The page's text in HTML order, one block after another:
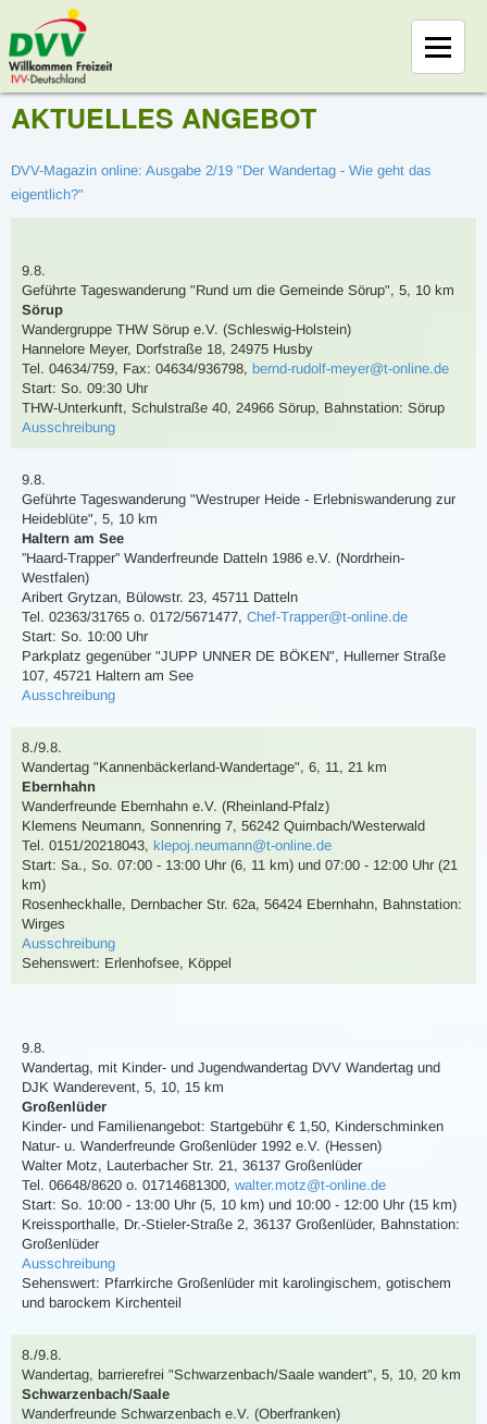
AKTUELLES ANGEBOT
DVV-Magazin online: Ausgabe 2/19 "Der Wandertag - Wie geht das
eigentlich?"
9.8.
Geführte Tageswanderung "Rund um die Gemeinde Sörup", 5, 10 km
Sörup
Wandergruppe THW Sörup e.V. (Schleswig-Holstein)
Hannelore Meyer, Dorfstraße 18, 24975 Husby
Tel. 04634/759, Fax: 04634/936798, bernd-rudolf-meyer@t-online.de
Start: So. 09:30 Uhr
THW-Unterkunft, Schulstraße 40, 24966 Sörup, Bahnstation: Sörup
Ausschreibung
9.8.
Geführte Tageswanderung "Westruper Heide - Erlebniswanderung zur
Heideblüte", 5, 10 km
Haltern am See
”Haard-Trapper” Wanderfreunde Datteln 1986 e.V. (Nordrhein-
Westfalen)
Aribert Grytzan, Bülowstr. 23, 45711 Datteln
Tel. 02363/31765 o. 0172/5671477, Chef-Trapper@t-online.de
Start: So. 10:00 Uhr
Parkplatz gegenüber "JUPP UNNER DE BÖKEN", Hullerner Straße
107, 45721 Haltern am See
Ausschreibung
8./9.8.
Wandertag "Kannenbäckerland-Wandertage", 6, 11, 21 km
Ebernhahn
Wanderfreunde Ebernhahn e.V. (Rheinland-Pfalz)
Klemens Neumann, Sonnenring 7, 56242 Quirnbach/Westerwald
Tel. 0151/20218043, klepoj.neumann@t-online.de
Start: Sa., So. 07:00 - 13:00 Uhr (6, 11 km) und 07:00 - 12:00 Uhr (21
km)
Rosenheckhalle, Dernbacher Str. 62a, 56424 Ebernhahn, Bahnstation:
Wirges
Ausschreibung
Sehenswert: Erlenhofsee, Köppel
9.8.
Wandertag, mit Kinder- und Jugendwandertag DVV Wandertag und
DJK Wanderevent, 5, 10, 15 km
Großenlüder
Kinder- und Familienangebot: Startgebühr € 1,50, Kinderschminken
Natur- u. Wanderfreunde Großenlüder 1992 e.V. (Hessen)
Walter Motz, Lauterbacher Str. 21, 36137 Großenlüder
Tel. 06648/8620 o. 01714681300, walter.motz@t-online.de
Start: So. 10:00 - 13:00 Uhr (5, 10 km) und 10:00 - 12:00 Uhr (15 km)
Kreissporthalle, Dr.-Stieler-Straße 2, 36137 Großenlüder, Bahnstation:
Großenlüder
Ausschreibung
Sehenswert: Pfarrkirche Großenlüder mit karolingischem, gotischem
und barockem Kirchenteil
8./9.8.
Wandertag, barrierefrei "Schwarzenbach/Saale wandert", 5, 10, 20 km
Schwarzenbach/Saale
Wanderfreunde Schwarzenbach e.V. (Oberfranken)